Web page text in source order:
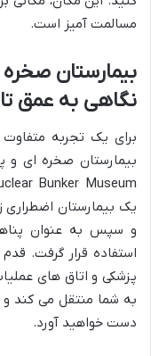
مسالمت آمیز است.
بیمارستان
نگاهی به عمق
برای یک تجربه متفاوت
یک بیمارستان اضطراری
و سپس به عنوان
استفاده قرار گرفت.
پزشکی و اتاق های
به شما منتقل می کند
دست خواهید آورد.